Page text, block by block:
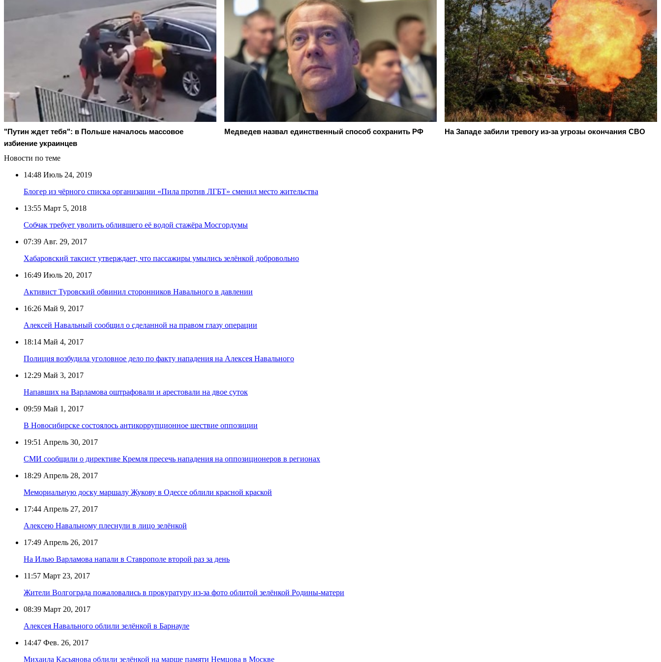
"Путин ждет тебя": в Польше началось массовое
избиение украинцев
Медведев назвал единственный способ сохранить РФ На Западе забили тревогу из-за угрозы окончания СВО
Новости по теме
14:48 Июль 24, 2019
Блогер из чёрного списка организации «Пила против ЛГБТ» сменил место жительства
13:55 Март 5, 2018
Собчак требует уволить облившего её водой стажёра Мосгордумы
07:39 Авг. 29, 2017
Хабаровский таксист утверждает, что пассажиры умылись зелёнкой добровольно
16:49 Июль 20, 2017
Активист Туровский обвинил сторонников Навального в давлении
16:26 Май 9, 2017
Алексей Навальный сообщил о сделанной на правом глазу операции
18:14 Май 4, 2017
Полиция возбудила уголовное дело по факту нападения на Алексея Навального
12:29 Май 3, 2017
Напавших на Варламова оштрафовали и арестовали на двое суток
09:59 Май 1, 2017
В Новосибирске состоялось антикоррупционное шествие оппозиции
19:51 Апрель 30, 2017
СМИ сообщили о директиве Кремля пресечь нападения на оппозиционеров в регионах
18:29 Апрель 28, 2017
Мемориальную доску маршалу Жукову в Одессе облили красной краской
17:44 Апрель 27, 2017
Алексею Навальному плеснули в лицо зелёнкой
17:49 Апрель 26, 2017
На Илью Варламова напали в Ставрополе второй раз за день
11:57 Март 23, 2017
Жители Волгограда пожаловались в прокуратуру из-за фото облитой зелёнкой Родины-матери
08:39 Март 20, 2017
Алексея Навального облили зелёнкой в Барнауле
14:47 Фев. 26, 2017
Михаила Касьянова облили зелёнкой на марше памяти Немцова в Москве